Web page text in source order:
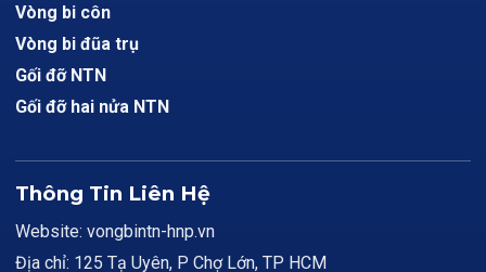
Vòng bi côn
Vòng bi đũa trụ
Gối đỡ NTN
Gối đỡ hai nửa NTN
Thông Tin Liên Hệ
Website: vongbintn-hnp.vn
Địa chỉ: 125 Tạ Uyên, P Chợ Lớn, TP HCM